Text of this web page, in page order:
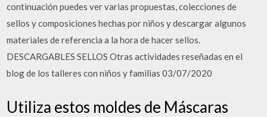
continuación puedes ver varias propuestas, colecciones de
sellos y composiciones hechas por niños y descargar algunos
materiales de referencia a la hora de hacer sellos.
DESCARGABLES SELLOS Otras actividades reseñadas en el
blog de los talleres con niños y familias 03/07/2020
Utiliza estos moldes de Máscaras